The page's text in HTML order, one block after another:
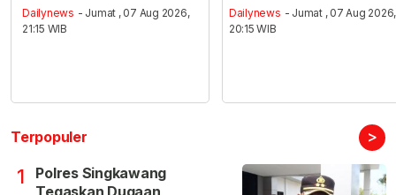
Dailynews - Jumat , 07 Aug 2026,
21:15 WIB
Dailynews - Jumat , 07 Aug 2026,
20:15 WIB
Terpopuler >
1
Polres Singkawang